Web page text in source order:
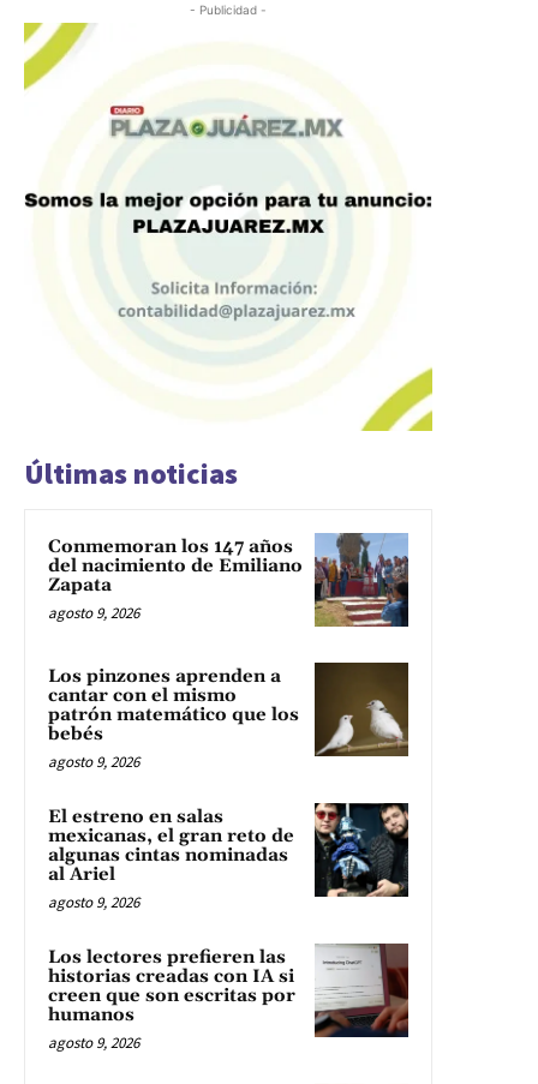
- Publicidad -
Últimas noticias
Conmemoran los 147 años
del nacimiento de Emiliano
Zapata
agosto 9, 2026
Los pinzones aprenden a
cantar con el mismo
patrón matemático que los
bebés
agosto 9, 2026
El estreno en salas
mexicanas, el gran reto de
algunas cintas nominadas
al Ariel
agosto 9, 2026
Los lectores prefieren las
historias creadas con IA si
creen que son escritas por
humanos
agosto 9, 2026